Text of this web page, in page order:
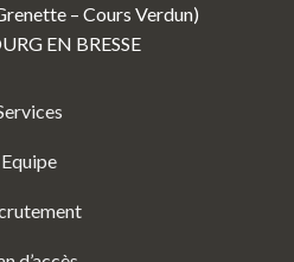
– Cours Verdun)
EN BRESSE
Equipe